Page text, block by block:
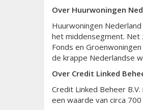
Over Huurwoningen
Huurwoningen
het middensegment. Net
Fonds en
de krappe Nederlandse
Over Credit Linked
Credit Linked Beheer
een waarde van circa